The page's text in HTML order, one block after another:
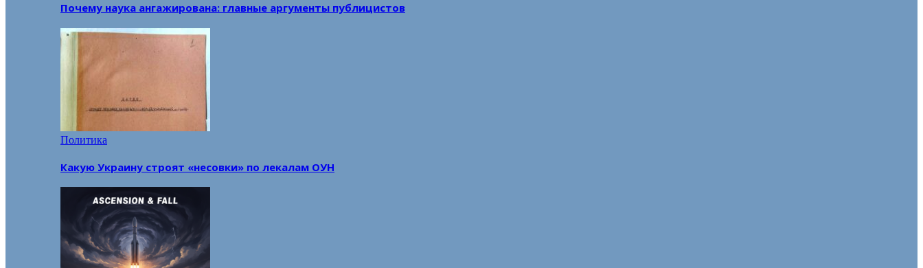
Почему наука ангажирована: главные аргументы публицистов
Политика
Какую Украину строят «несовки» по лекалам ОУН